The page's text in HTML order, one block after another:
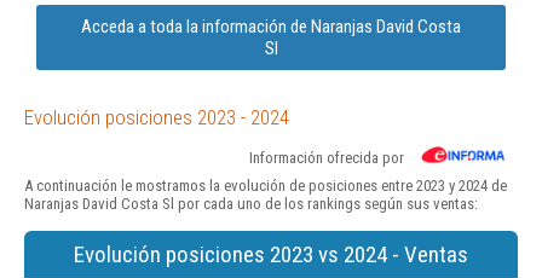
Acceda a toda la información de Naranjas David Costa
Sl
Evolución posiciones 2023 - 2024
Información ofrecida por
A continuación le mostramos la evolución de posiciones entre 2023 y 2024 de
Naranjas David Costa Sl por cada uno de los rankings según sus ventas:
Evolución posiciones 2023 vs 2024 - Ventas